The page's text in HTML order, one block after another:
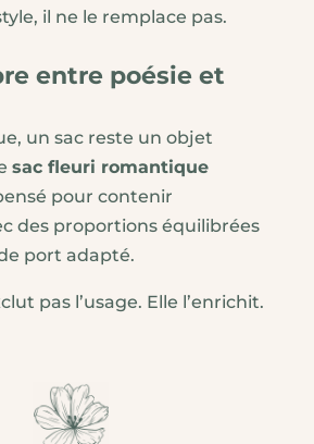
il ne le remplace pas.
entre poésie et
un sac reste un objet
sac fleuri romantique
pour contenir
des proportions équilibrées
port adapté.
pas l’usage. Elle l’enrichit.